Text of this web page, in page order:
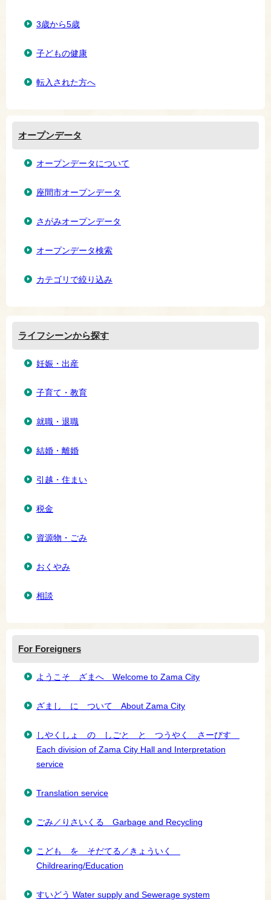
3歳から5歳
子どもの健康
転入された方へ
オープンデータ
オープンデータについて
座間市オープンデータ
さがみオープンデータ
オープンデータ検索
カテゴリで絞り込み
ライフシーンから探す
妊娠・出産
子育て・教育
就職・退職
結婚・離婚
引越・住まい
税金
資源物・ごみ
おくやみ
相談
For Foreigners
ようこそ ざまへ Welcome to Zama City
ざまし に ついて About Zama City
しやくしょ の しごと と つうやく さーびす
Each division of Zama City Hall and Interpretation
service
Translation service
ごみ／りさいくる Garbage and Recycling
こども を そだてる／きょういく
Childrearing/Education
すいどう Water supply and Sewerage system